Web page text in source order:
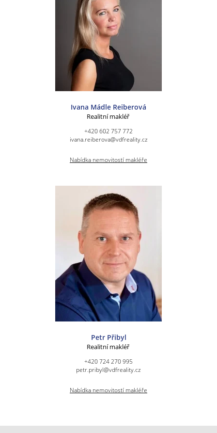
Ivana Mádle Reiberová
Realitní makléř
+420 602 757 772
ivana.reiberova@vdfreality.cz
Nabídka nemovitostí makléře
Petr Přibyl
Realitní makléř
+420 724 270 995
petr.pribyl@vdfreality.cz
Nabídka nemovitostí makléře